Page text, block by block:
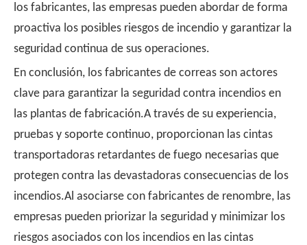
los fabricantes, las empresas pueden abordar de forma
proactiva los posibles riesgos de incendio y garantizar la
seguridad continua de sus operaciones.
En conclusión, los fabricantes de correas son actores
clave para garantizar la seguridad contra incendios en
las plantas de fabricación.A través de su experiencia,
pruebas y soporte continuo, proporcionan las cintas
transportadoras retardantes de fuego necesarias que
protegen contra las devastadoras consecuencias de los
incendios.Al asociarse con fabricantes de renombre, las
empresas pueden priorizar la seguridad y minimizar los
riesgos asociados con los incendios en las cintas